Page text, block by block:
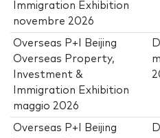
Immigration Exhibition
novembre 2026
Overseas P+I Beijing
Overseas Property,
Investment &
Immigration Exhibition
maggio 2026
Overseas P+I Beijing